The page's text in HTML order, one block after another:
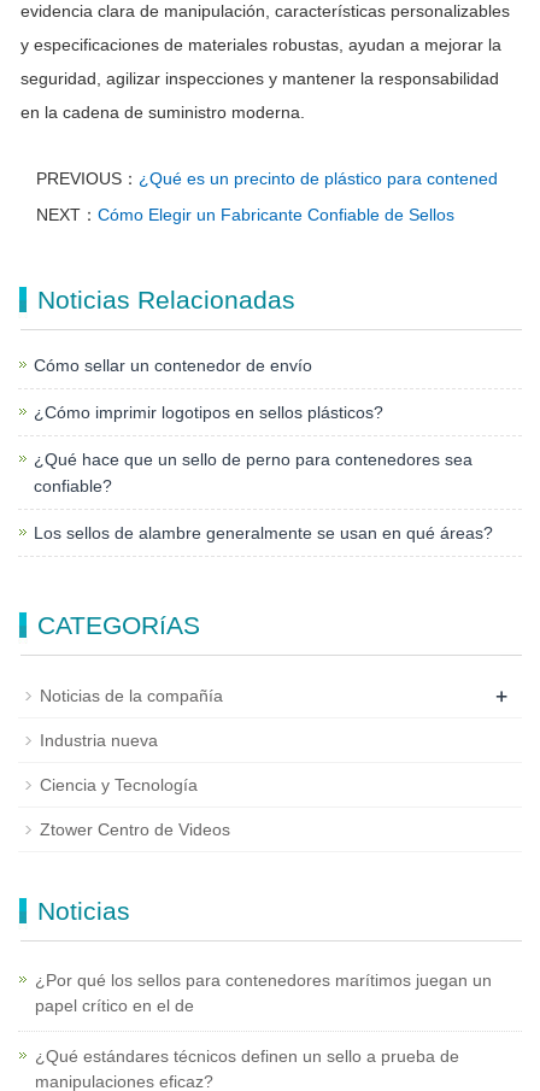
evidencia clara de manipulación, características personalizables
y especificaciones de materiales robustas, ayudan a mejorar la
seguridad, agilizar inspecciones y mantener la responsabilidad
en la cadena de suministro moderna.
PREVIOUS： ¿Qué es un precinto de plástico para contened
NEXT： Cómo Elegir un Fabricante Confiable de Sellos
Noticias Relacionadas
Cómo sellar un contenedor de envío
¿Cómo imprimir logotipos en sellos plásticos?
¿Qué hace que un sello de perno para contenedores sea
confiable?
Los sellos de alambre generalmente se usan en qué áreas?
CATEGORíAS
Noticias de la compañía +
Industria nueva
Ciencia y Tecnología
Ztower Centro de Videos
Noticias
¿Por qué los sellos para contenedores marítimos juegan un
papel crítico en el de
¿Qué estándares técnicos definen un sello a prueba de
manipulaciones eficaz?